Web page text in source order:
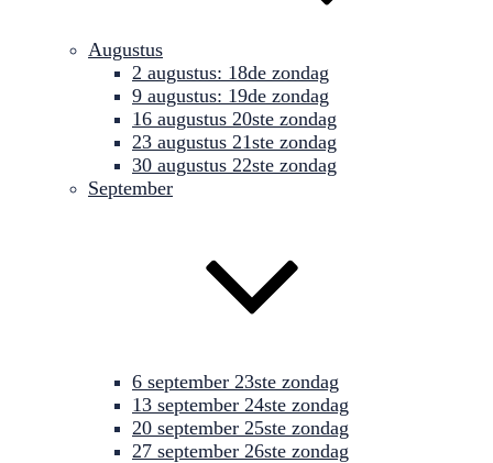
Augustus
2 augustus: 18de zondag
9 augustus: 19de zondag
16 augustus 20ste zondag
23 augustus 21ste zondag
30 augustus 22ste zondag
September
6 september 23ste zondag
13 september 24ste zondag
20 september 25ste zondag
27 september 26ste zondag